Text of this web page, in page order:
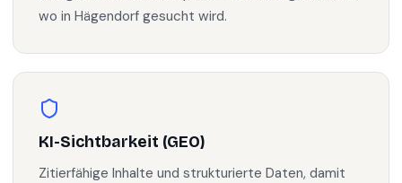
wo in Hägendorf gesucht wird.
KI-Sichtbarkeit (GEO)
Zitierfähige Inhalte und strukturierte Daten, damit